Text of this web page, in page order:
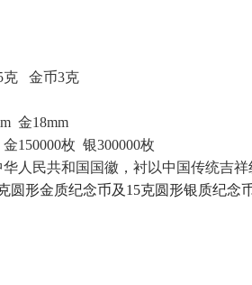
克 金币3克
金18mm
150000枚 银300000枚
华人民共和国国徽，衬以中国传统吉祥
圆形金质纪念币及15克圆形银质纪念